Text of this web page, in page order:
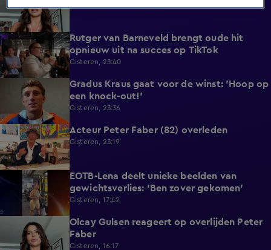
1:29
Rutger van Barneveld brengt oude hit
opnieuw uit na succes op TikTok
Gisteren, 23:40
Gradus Kraus gaat voor de winst: 'Hoop op
een knock-out!'
Gisteren, 23:36
2:11 Acteur Peter Faber (82) overleden
Gisteren, 23:19
0:13
EOTB-Lena deelt unieke beelden van
gewichtsverlies: 'Ben zover gekomen'
Gisteren, 17:42
Olcay Gulsen reageert op overlijden Peter
Faber
Gisteren, 16:17